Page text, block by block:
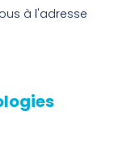
à l'adresse